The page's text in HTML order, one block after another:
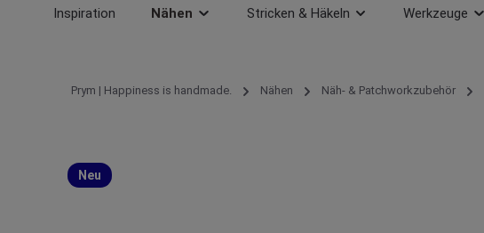
Inspiration Nähen Stricken & Häkeln Werkzeuge
Prym | Happiness is handmade. Nähen Näh- & Patchworkzubehör
Neu